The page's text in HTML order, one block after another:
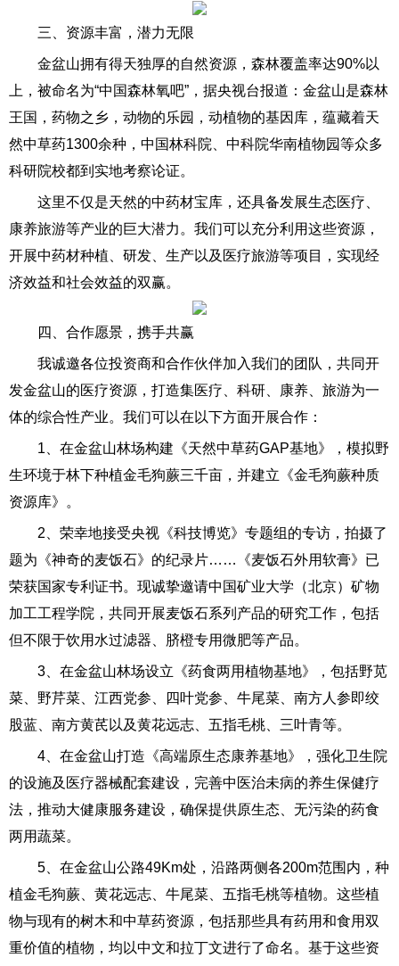
三、资源丰富，潜力无限
金盆山拥有得天独厚的自然资源，森林覆盖率达90%以
上，被命名为“中国森林氧吧”，据央视台报道：金盆山是森林
王国，药物之乡，动物的乐园，动植物的基因库，蕴藏着天
然中草药1300余种，中国林科院、中科院华南植物园等众多
科研院校都到实地考察论证。
这里不仅是天然的中药材宝库，还具备发展生态医疗、
康养旅游等产业的巨大潜力。我们可以充分利用这些资源，
开展中药材种植、研发、生产以及医疗旅游等项目，实现经
济效益和社会效益的双赢。
四、合作愿景，携手共赢
我诚邀各位投资商和合作伙伴加入我们的团队，共同开
发金盆山的医疗资源，打造集医疗、科研、康养、旅游为一
体的综合性产业。我们可以在以下方面开展合作：
1、在金盆山林场构建《天然中草药GAP基地》，模拟野
生环境于林下种植金毛狗蕨三千亩，并建立《金毛狗蕨种质
资源库》。
2、荣幸地接受央视《科技博览》专题组的专访，拍摄了
题为《神奇的麦饭石》的纪录片……《麦饭石外用软膏》已
荣获国家专利证书。现诚挚邀请中国矿业大学（北京）矿物
加工工程学院，共同开展麦饭石系列产品的研究工作，包括
但不限于饮用水过滤器、脐橙专用微肥等产品。
3、在金盆山林场设立《药食两用植物基地》，包括野苋
菜、野芹菜、江西党参、四叶党参、牛尾菜、南方人参即绞
股蓝、南方黄芪以及黄花远志、五指毛桃、三叶青等。
4、在金盆山打造《高端原生态康养基地》，强化卫生院
的设施及医疗器械配套建设，完善中医治未病的养生保健疗
法，推动大健康服务建设，确保提供原生态、无污染的药食
两用蔬菜。
5、在金盆山公路49Km处，沿路两侧各200m范围内，种
植金毛狗蕨、黄花远志、牛尾菜、五指毛桃等植物。这些植
物与现有的树木和中草药资源，包括那些具有药用和食用双
重价值的植物，均以中文和拉丁文进行了命名。基于这些资